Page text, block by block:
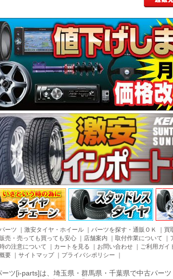
ーツ 激安タイヤ・ホイール パーツを探す・通販ＯＫ 買
売・売っても買っても安心
店舗案内 取付作業について
の注意について
カートを見る お問い合わせ ご利用ガイ
要
サイトマップ｜ プライバシポリシー
ーツ[i-parts]は、埼玉県・群馬県・千葉県で中古パー